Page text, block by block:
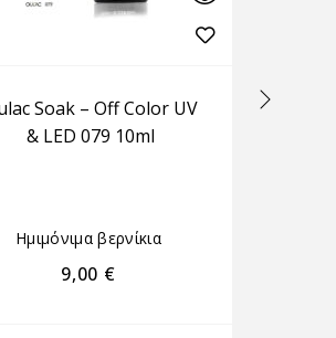
Soak – Off Color UV
& LED 079 10ml
Ημιμόνιμα βερνίκια
9,00 €